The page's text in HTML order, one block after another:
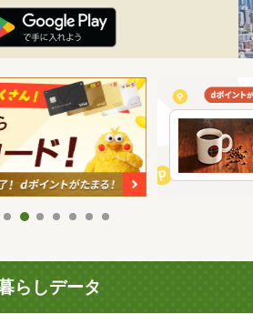
らしデータ